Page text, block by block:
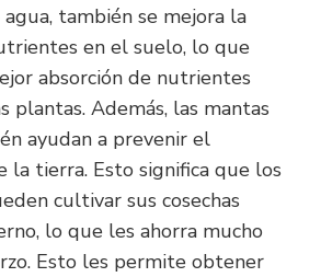
también se mejora la
en el suelo, lo que
absorción de nutrientes
plantas. Además, las mantas
ayudan a prevenir el
la tierra. Esto significa que los
cultivar sus cosechas
lo que les ahorra mucho
Esto les permite obtener